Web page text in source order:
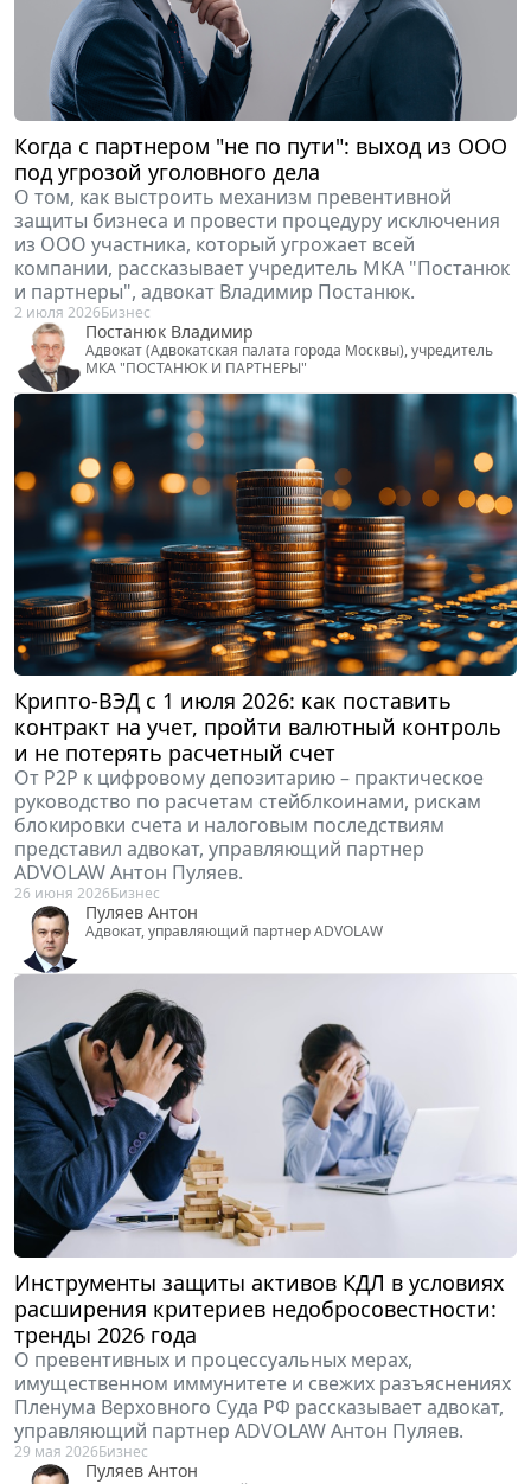
Когда с партнером "не по пути": выход из ООО
под угрозой уголовного дела
О том, как выстроить механизм превентивной
защиты бизнеса и провести процедуру исключения
из ООО участника, который угрожает всей
компании, рассказывает учредитель МКА "Постанюк
и партнеры", адвокат Владимир Постанюк.
2 июля 2026Бизнес
Постанюк Владимир
Адвокат (Адвокатская палата города Москвы), учредитель
МКА "ПОСТАНЮК И ПАРТНЕРЫ"
Крипто-ВЭД с 1 июля 2026: как поставить
контракт на учет, пройти валютный контроль
и не потерять расчетный счет
От P2P к цифровому депозитарию – практическое
руководство по расчетам стейблкоинами, рискам
блокировки счета и налоговым последствиям
представил адвокат, управляющий партнер
ADVOLAW Антон Пуляев.
26 июня 2026 Бизнес
Пуляев Антон
Адвокат, управляющий партнер ADVOLAW
Инструменты защиты активов КДЛ в условиях
расширения критериев недобросовестности:
тренды 2026 года
О превентивных и процессуальных мерах,
имущественном иммунитете и свежих разъяснениях
Пленума Верховного Суда РФ рассказывает адвокат,
управляющий партнер ADVOLAW Антон Пуляев.
29 мая 2026Бизнес
Пуляев Антон
Адвокат, управляющий партнер ADVOLAW